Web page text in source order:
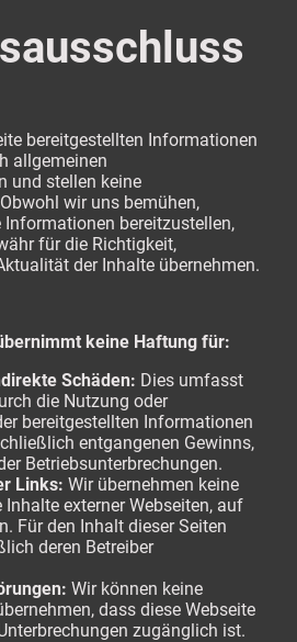
bereitgestellten Informationen
allgemeinen
und stellen keine
wir uns bemühen,
Informationen bereitzustellen,
für die Richtigkeit,
der Inhalte übernehmen.
keine Haftung für:
Schäden: Dies umfasst
die Nutzung oder
bereitgestellten Informationen
entgangenen Gewinns,
Betriebsunterbrechungen.
Links: Wir übernehmen keine
externer Webseiten, auf
Für den Inhalt dieser Seiten
deren Betreiber
Wir können keine
dass diese Webseite
zugänglich ist.